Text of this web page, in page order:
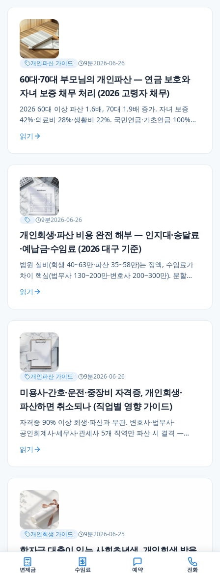
개인파산 가이드 9분2026-06-26
60대·70대 부모님의 개인파산 — 연금 보호와
자녀 보증 채무 처리 (2026 고령자 채무)
2026 60대 이상 파산 1.6배, 70대 1.9배 증가. 자녀 보증
42%·의료비 28%·생활비 22%. 국민연금·기초연금 100%
72세 5,400만 면책 사례.
읽기
9분2026-06-26
개인회생·파산 비용 완전 해부 — 인지대·송달료
·예납금·수임료 (2026 대구 기준)
법원 실비(회생 40~63만·파산 35~58만)는 정액, 수임료가
차이 핵심(법무사 130~200만·변호사 200~300만). 분할
저비용 옵션 + 150만 vs 280만 견적 비교 사례.
읽기
개인파산 가이드 9분2026-06-26
미용사·간호·운전·중장비 자격증, 개인회생·
파산하면 취소되나 (직업별 영향 가이드)
자격증 90% 이상 회생·파산과 무관. 변호사·법무사·
공인회계사·세무사·관세사 5개 직역만 파산 시 결격 —
+ 미용실 12년 후 사례.
읽기
개인회생 가이드 9분2026-06-25
학자금 대출이 있는 사회초년생, 개인회생 받을
수 있나 (2026 청년 채무 트렌드)
변제금 수임료 예약 전화